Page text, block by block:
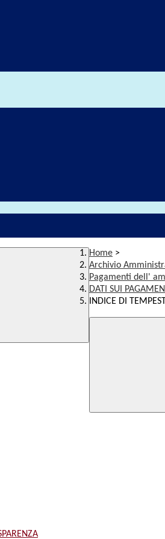
Home >
Archivio
Pagamenti dell'
DATI SUI
INDICE DI